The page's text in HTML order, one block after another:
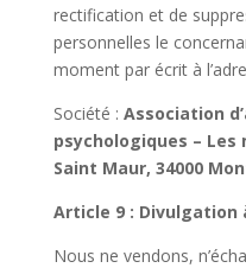
rectification et de
personnelles le
moment par écrit à
Société : Association
psychologiques – Les
Saint Maur, 34000
Article 9 : Divulgation
Nous ne vendons,